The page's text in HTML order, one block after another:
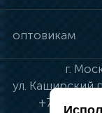
оптовикам
г.
ул. Каширский
+7 (495)